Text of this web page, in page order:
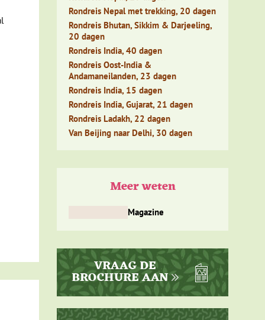
Rondreis Nepal met trekking, 20 dagen
Rondreis Bhutan, Sikkim & Darjeeling,
20 dagen
Rondreis India, 40 dagen
Rondreis Oost-India &
Andamaneilanden, 23 dagen
Rondreis India, 15 dagen
Rondreis India, Gujarat, 21 dagen
Rondreis Ladakh, 22 dagen
Van Beijing naar Delhi, 30 dagen
Meer weten
Magazine
VRAAG DE
BROCHURE AAN